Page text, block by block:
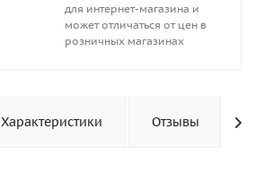
для интернет-магазина и
может отличаться от цен в
розничных магазинах
Характеристики Отзывы